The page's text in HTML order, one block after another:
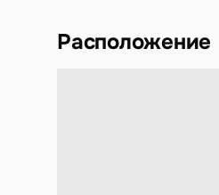
Расположение